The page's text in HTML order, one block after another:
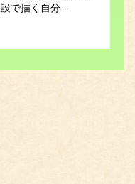
で描く自分...